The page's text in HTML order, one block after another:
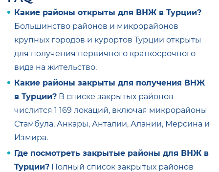
Какие районы открыты для ВНЖ в Турции?
Большинство районов и микрорайонов
крупных городов и курортов Турции открыты
для получения первичного краткосрочного
вида на жительство.
Какие районы закрыты для получения ВНЖ
в Турции? В списке закрытых районов
числится 1 169 локаций, включая микрорайоны
Стамбула, Анкары, Анталии, Алании, Мерсина и
Измира.
Где посмотреть закрытые районы для ВНЖ в
Турции? Полный список закрытых районов